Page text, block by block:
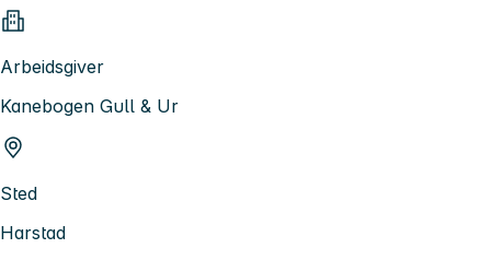
Arbeidsgiver
Kanebogen Gull & Ur
Sted
Harstad